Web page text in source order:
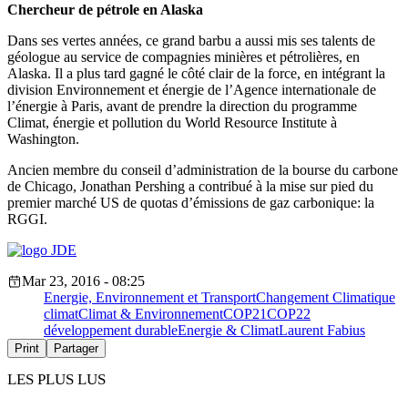
Chercheur de pétrole en Alaska
Dans ses vertes années, ce grand barbu a aussi mis ses talents de
géologue au service de compagnies minières et pétrolières, en
Alaska. Il a plus tard gagné le côté clair de la force, en intégrant la
division Environnement et énergie de l’Agence internationale de
l’énergie à Paris, avant de prendre la direction du programme
Climat, énergie et pollution du World Resource Institute à
Washington.
Ancien membre du conseil d’administration de la bourse du carbone
de Chicago, Jonathan Pershing a contribué à la mise sur pied du
premier marché US de quotas d’émissions de gaz carbonique: la
RGGI.
Mar 23, 2016 - 08:25
Energie, Environnement et TransportChangement Climatique
climatClimat & EnvironnementCOP21COP22
développement durableEnergie & ClimatLaurent Fabius
Print Partager
LES PLUS LUS